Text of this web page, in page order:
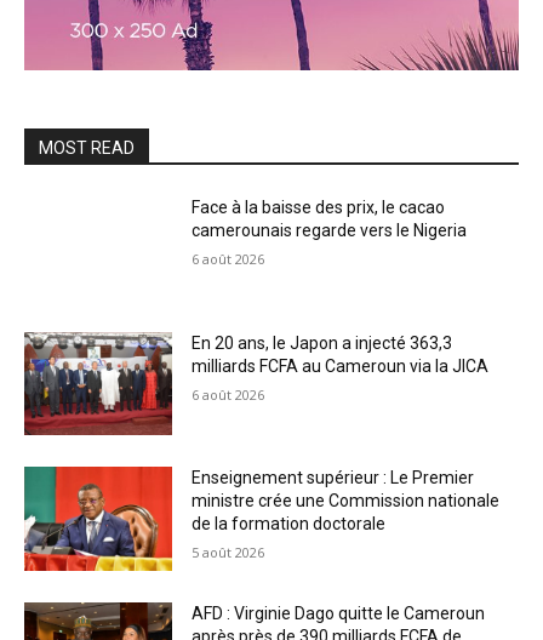
MOST READ
Face à la baisse des prix, le cacao
camerounais regarde vers le Nigeria
6 août 2026
En 20 ans, le Japon a injecté 363,3
milliards FCFA au Cameroun via la JICA
6 août 2026
Enseignement supérieur : Le Premier
ministre crée une Commission nationale
de la formation doctorale
5 août 2026
AFD : Virginie Dago quitte le Cameroun